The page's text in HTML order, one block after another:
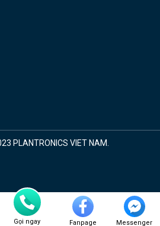
PLANTRONICS VIET NAM.
Gọi ngay Fanpage Messenger